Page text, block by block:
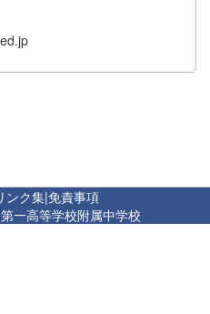
ンク集|免責事項
一高等学校附属中学校